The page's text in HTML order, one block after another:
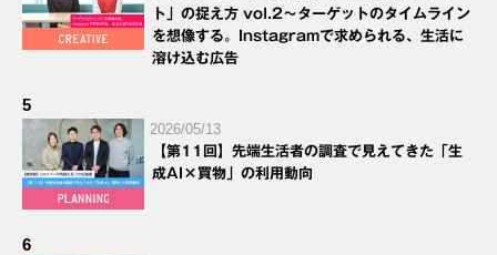
ト」の捉え方 vol.2～ターゲットのタイムライン
を想像する。Instagramで求められる、生活に
溶け込む広告
5
2026/05/13
【第11回】先端生活者の調査で見えてきた「生
成AI×買物」の利用動向
6